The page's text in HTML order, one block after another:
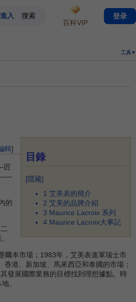
工具▼
目錄
[隱藏]
1 艾美表的簡介
2 艾美的品牌介紹
3 Maurice Lacroix 系列
4 Maurice Lacroix大事記
輯]
匠
——
的
爾本市場；1983年，艾美表進軍瑞士市
港、新加坡、馬來西亞和泰國的市場；
發展國際業務的目標找到理想據點。時
。
百科VIP
登录